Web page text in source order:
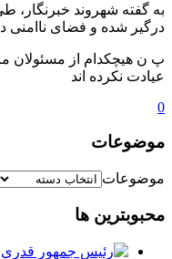
به گفته شهروند خبرنگار،
درگیر شده و فضای ناامنی
پ ن هیچکدام از مسئولان
عیادت نکرده اند
0
موضوعات
موضوعات
محبوبترین ها